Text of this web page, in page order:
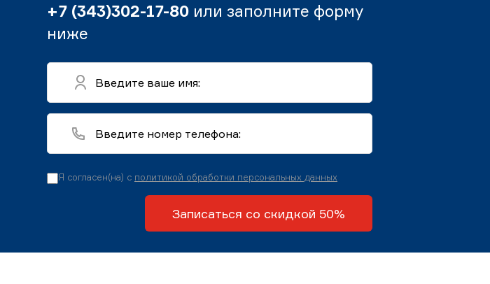
+7 (343)302-17-80 или заполните форму
ниже
Я согласен(на) с политикой обработки персональных данных
Записаться со скидкой 50%